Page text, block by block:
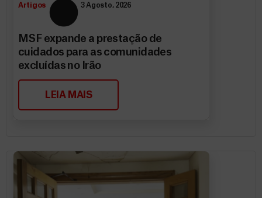
Artigos 3 Agosto, 2026
MSF expande a prestação de
cuidados para as comunidades
excluídas no Irão
LEIA MAIS